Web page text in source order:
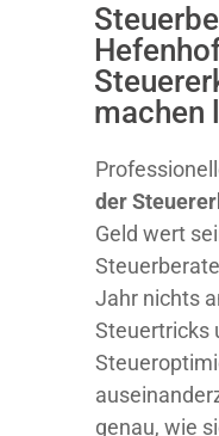
machen
der Ste
Geld wert
Jahr nichts
Steuertricks
genau, wie